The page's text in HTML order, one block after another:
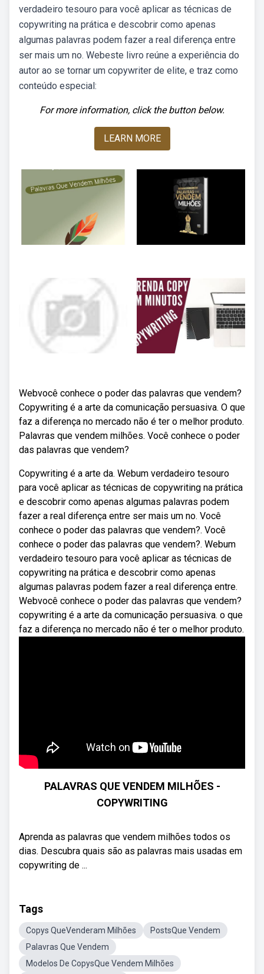
verdadeiro tesouro para você aplicar as técnicas de
copywriting na prática e descobrir como apenas
algumas palavras podem fazer a real diferença entre
ser mais um no. Webeste livro reúne a experiência do
autor ao se tornar um copywriter de elite, e traz como
conteúdo especial:
For more information, click the button below.
LEARN MORE
Webvocê conhece o poder das palavras que vendem?
Copywriting é a arte da comunicação persuasiva. O que
faz a diferença no mercado não é ter o melhor produto.
Palavras que vendem milhões. Você conhece o poder
das palavras que vendem?
Copywriting é a arte da. Webum verdadeiro tesouro
para você aplicar as técnicas de copywriting na prática
e descobrir como apenas algumas palavras podem
fazer a real diferença entre ser mais um no. Você
conhece o poder das palavras que vendem?. Você
conhece o poder das palavras que vendem?. Webum
verdadeiro tesouro para você aplicar as técnicas de
copywriting na prática e descobrir como apenas
algumas palavras podem fazer a real diferença entre.
Webvocê conhece o poder das palavras que vendem?
copywriting é a arte da comunicação persuasiva. o que
faz a diferença no mercado não é ter o melhor produto.
PALAVRAS QUE VENDEM MILHÕES -
COPYWRITING
Aprenda as palavras que vendem milhões todos os
dias. Descubra quais são as palavras mais usadas em
copywriting de ...
Tags
Copys QueVenderam Milhões
PostsQue Vendem
Palavras Que Vendem
Modelos De CopysQue Vendem Milhões